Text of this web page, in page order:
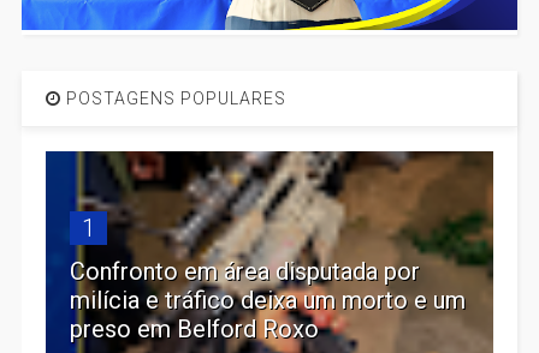
POSTAGENS POPULARES
1
Confronto em área disputada por
milícia e tráfico deixa um morto e um
preso em Belford Roxo